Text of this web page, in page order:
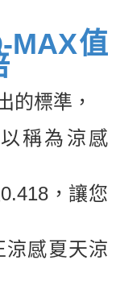
MAX值
的標準，
稱為 涼感
，讓您
涼感夏天涼